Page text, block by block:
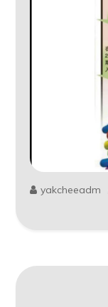
yakcheeadm